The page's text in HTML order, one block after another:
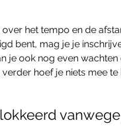
het tempo en de
bent, mag je je
je ook nog even
verder hoef je niets mee te